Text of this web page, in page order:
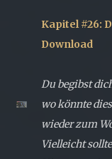
Kapitel #26:
Download
Du begibst
wo könnte
wieder zum
Vielleicht